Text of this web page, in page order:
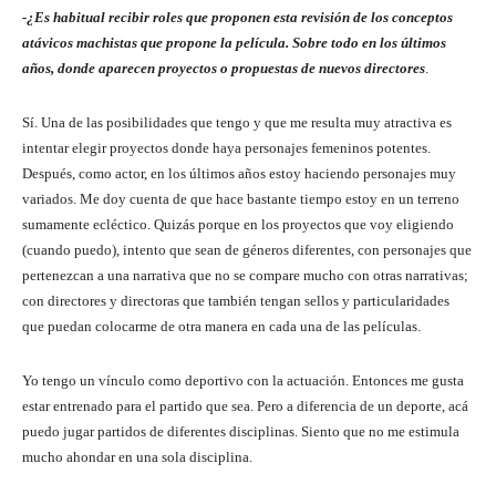
-¿Es habitual recibir roles que proponen esta revisión de los conceptos
atávicos machistas que propone la película. Sobre todo en los últimos
años, donde aparecen proyectos o propuestas de nuevos directores.
Sí. Una de las posibilidades que tengo y que me resulta muy atractiva es
intentar elegir proyectos donde haya personajes femeninos potentes.
Después, como actor, en los últimos años estoy haciendo personajes muy
variados. Me doy cuenta de que hace bastante tiempo estoy en un terreno
sumamente ecléctico. Quizás porque en los proyectos que voy eligiendo
(cuando puedo), intento que sean de géneros diferentes, con personajes que
pertenezcan a una narrativa que no se compare mucho con otras narrativas;
con directores y directoras que también tengan sellos y particularidades
que puedan colocarme de otra manera en cada una de las películas.
Yo tengo un vínculo como deportivo con la actuación. Entonces me gusta
estar entrenado para el partido que sea. Pero a diferencia de un deporte, acá
puedo jugar partidos de diferentes disciplinas. Siento que no me estimula
mucho ahondar en una sola disciplina.